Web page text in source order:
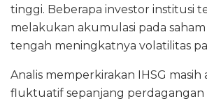
tinggi. Beberapa investor institusi
melakukan akumulasi pada
tengah meningkatnya volatilitas
Analis memperkirakan IHSG
fluktuatif sepanjang perdagangan